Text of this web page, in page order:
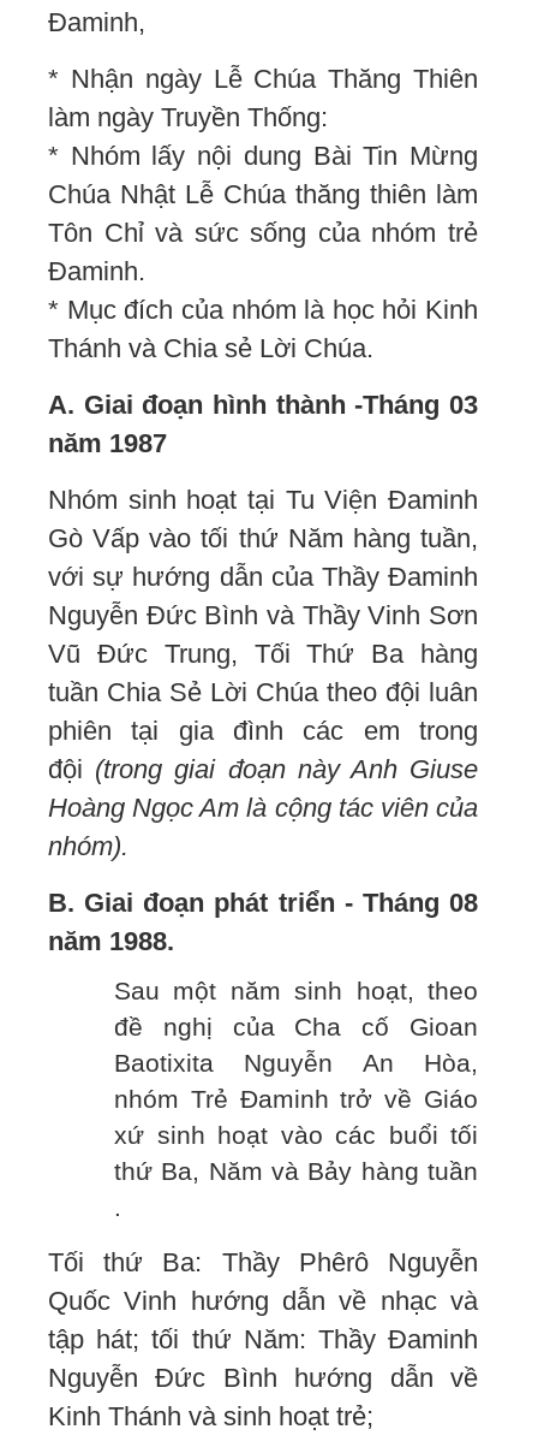
Đaminh,
* Nhận ngày Lễ Chúa Thăng Thiên
làm ngày Truyền Thống:
* Nhóm lấy nội dung Bài Tin Mừng
Chúa Nhật Lễ Chúa thăng thiên làm
Tôn Chỉ và sức sống của nhóm trẻ
Đaminh.
* Mục đích của nhóm là học hỏi Kinh
Thánh và Chia sẻ Lời Chúa.
A. Giai đoạn hình thành -Tháng 03
năm 1987
Nhóm sinh hoạt tại Tu Viện Đaminh
Gò Vấp vào tối thứ Năm hàng tuần,
với sự hướng dẫn của Thầy Đaminh
Nguyễn Đức Bình và Thầy Vinh Sơn
Vũ Đức Trung, Tối Thứ Ba hàng
tuần Chia Sẻ Lời Chúa theo đội luân
phiên tại gia đình các em trong
đội (trong giai đoạn này Anh Giuse
Hoàng Ngọc Am là cộng tác viên của
nhóm).
B. Giai đoạn phát triển - Tháng 08
năm 1988.
Sau một năm sinh hoạt, theo
đề nghị của Cha cố Gioan
Baotixita Nguyễn An Hòa,
nhóm Trẻ Đaminh trở về Giáo
xứ sinh hoạt vào các buổi tối
thứ Ba, Năm và Bảy hàng tuần
.
Tối thứ Ba: Thầy Phêrô Nguyễn
Quốc Vinh hướng dẫn về nhạc và
tập hát; tối thứ Năm: Thầy Đaminh
Nguyễn Đức Bình hướng dẫn về
Kinh Thánh và sinh hoạt trẻ;